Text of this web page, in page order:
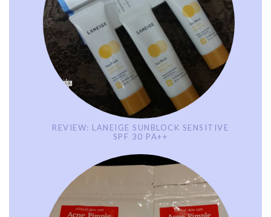
REVIEW: LANEIGE SUNBLOCK SENSITIVE
SPF 30 PA++